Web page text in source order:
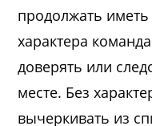
продолжать иметь
характера
доверять или
месте. Без
вычеркивать из